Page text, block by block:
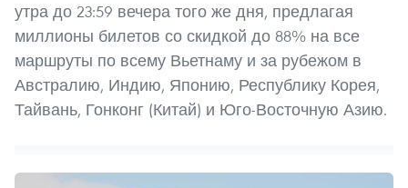
утра до 23:59 вечера того же дня, предлагая
миллионы билетов со скидкой до 88% на все
маршруты по всему Вьетнаму и за рубежом в
Австралию, Индию, Японию, Республику Корея,
Тайвань, Гонконг (Китай) и Юго-Восточную Азию.